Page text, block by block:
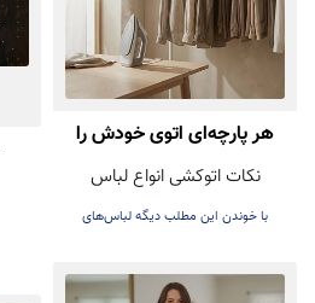
هر پارچه‌ای اتوی خودش را
دارد! راهنمای اتوکشی بدون
آسیب
نکات اتوکشی انواع لباس
با خوندن این مطلب دیگه لباس‌های